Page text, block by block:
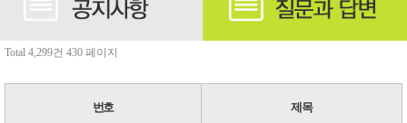
Total 4,299건 430 페이지
번호 제목